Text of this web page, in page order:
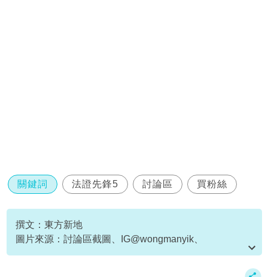
關鍵詞 法證先鋒5 討論區 買粉絲
撰文：東方新地
圖片來源：討論區截圖、IG@wongmanyik、
IG@sisleychoi